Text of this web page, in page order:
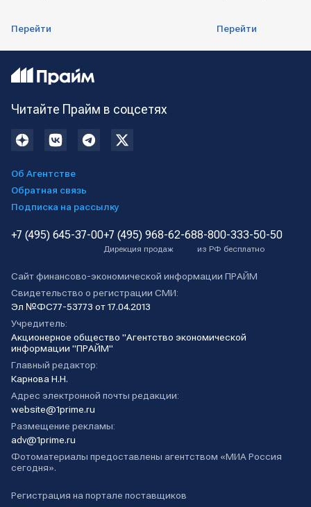
Перейти Перейти
Читайте Прайм в соцсетях
Об Агентстве
Обратная связь
Подписка на рассылку
+7 (495) 645-37-00+7 (495) 968-62-68
Дирекция продаж
8-800-333-50-50
из РФ бесплатно
Сайт финансово-экономической информации ПРАЙМ
Свидетельство о регистрации СМИ:
Эл №ФС77-53773 от 17.04.2013
Учредитель:
Акционерное общество "Агентство экономической
информации "ПРАЙМ"
Главный редактор:
Карнова Н.Н.
Адрес электронной почты редакции:
website@1prime.ru
Размещение рекламы:
adv@1prime.ru
Фотоматериалы предоставлены агентством «МИА Россия
сегодня».
Регистрация на портале поставщиков